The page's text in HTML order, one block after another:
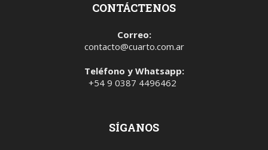
CONTÁCTENOS
Correo:
contacto@cuarto.com.ar
Teléfono y Whatsapp:
+54 9 0387 4496462
SÍGANOS